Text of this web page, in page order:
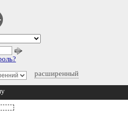
расширенный